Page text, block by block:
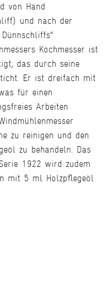
von Hand
und nach der
Kochmesser ist
das durch seine
Er ist dreifach mit
für einen
Arbeiten
zu reinigen und den
zu behandeln. Das
1922 wird zudem
mit 5 ml Holzpflegeöl